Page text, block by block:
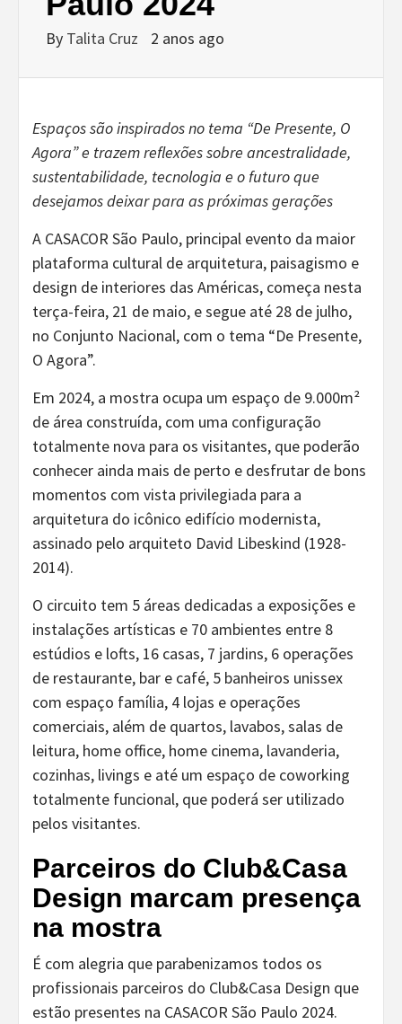
By Talita Cruz 2 anos ago
Espaços são inspirados no tema “De Presente, O
Agora” e trazem reflexões sobre ancestralidade,
sustentabilidade, tecnologia e o futuro que
desejamos deixar para as próximas gerações
A CASACOR São Paulo, principal evento da maior
plataforma cultural de arquitetura, paisagismo e
design de interiores das Américas, começa nesta
terça-feira, 21 de maio, e segue até 28 de julho,
no Conjunto Nacional, com o tema “De Presente,
O Agora”.
Em 2024, a mostra ocupa um espaço de 9.000m²
de área construída, com uma configuração
totalmente nova para os visitantes, que poderão
conhecer ainda mais de perto e desfrutar de bons
momentos com vista privilegiada para a
arquitetura do icônico edifício modernista,
assinado pelo arquiteto David Libeskind (1928-
2014).
O circuito tem 5 áreas dedicadas a exposições e
instalações artísticas e 70 ambientes entre 8
estúdios e lofts, 16 casas, 7 jardins, 6 operações
de restaurante, bar e café, 5 banheiros unissex
com espaço família, 4 lojas e operações
comerciais, além de quartos, lavabos, salas de
leitura, home office, home cinema, lavanderia,
cozinhas, livings e até um espaço de coworking
totalmente funcional, que poderá ser utilizado
pelos visitantes.
Parceiros do Club&Casa
Design marcam presença
na mostra
É com alegria que parabenizamos todos os
profissionais parceiros do Club&Casa Design que
estão presentes na CASACOR São Paulo 2024.